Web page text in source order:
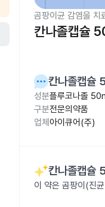
곰팡이균 감염을 치
칸나졸캡슐
칸나졸캡슐
성분플루코나졸
구분전문의약품
업체 아이큐어(주)
칸나졸캡슐
이 약은 곰팡이(진